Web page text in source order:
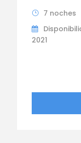
7 noches
2021